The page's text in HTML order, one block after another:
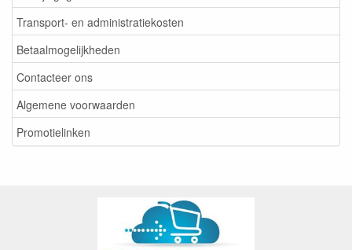
Transport- en administratiekosten
Betaalmogelijkheden
Contacteer ons
Algemene voorwaarden
Promotielinken